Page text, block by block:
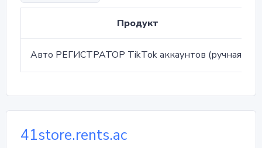
Продукт
41store.rents.ac